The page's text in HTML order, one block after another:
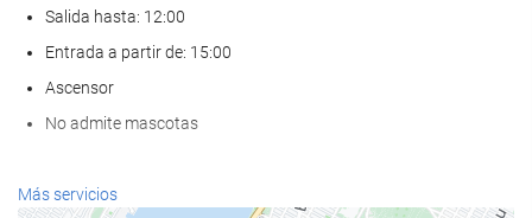
Salida hasta: 12:00
Entrada a partir de: 15:00
Ascensor
No admite mascotas
Comida y bebida
Más servicios